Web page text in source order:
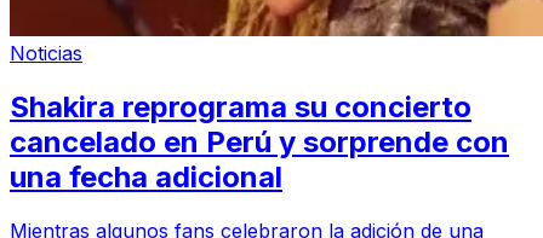
Noticias
Shakira reprograma su concierto
cancelado en Perú y sorprende con
una fecha adicional
Mientras algunos fans celebraron la adición de una